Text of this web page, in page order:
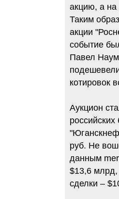
акцию, а на
Таким
акции
событие
Павел
котировок
Аукцион
руб. Не
данным
$13,6 млрд,
сделки –